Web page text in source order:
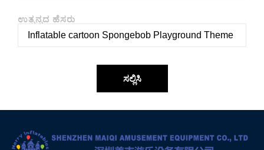
ಉತ್ಪನ್ನದ ಹೆಸರು
ಸಲ್ಲಿಸಿ